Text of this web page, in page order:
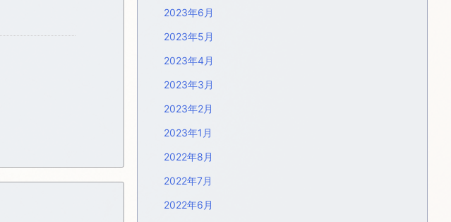
2023年6月
2023年5月
2023年4月
2023年3月
2023年2月
2023年1月
2022年8月
2022年7月
2022年6月